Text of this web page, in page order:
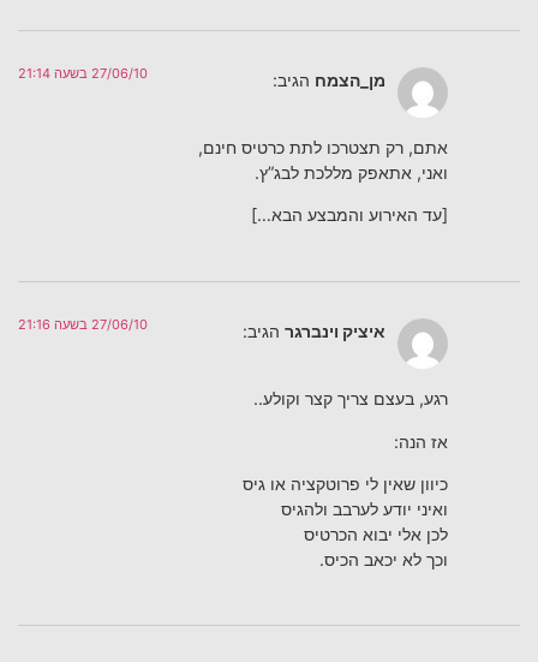
מן_הצמח הגיב: 27/06/10 בשעה 21:14
אתם, רק תצטרכו לתת כרטיס חינם,
ואני, אתאפק מללכת לבג”ץ.
[עד האירוע והמבצע הבא…]
איציק וינברגר הגיב: 27/06/10 בשעה 21:16
רגע, בעצם צריך קצר וקולע..
אז הנה:
כיוון שאין לי פרוטקציה או גיס
ואיני יודע לערבב ולהגיס
לכן אלי יבוא הכרטיס
וכך לא יכאב הכיס.